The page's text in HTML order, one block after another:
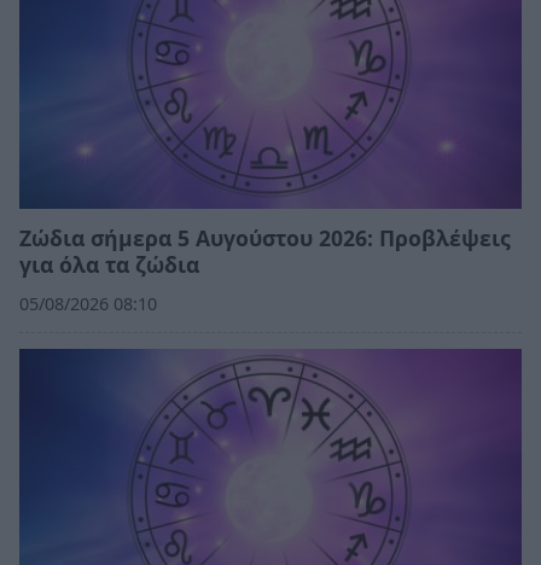
Ζώδια σήμερα 5 Αυγούστου 2026: Προβλέψεις
για όλα τα ζώδια
05/08/2026 08:10